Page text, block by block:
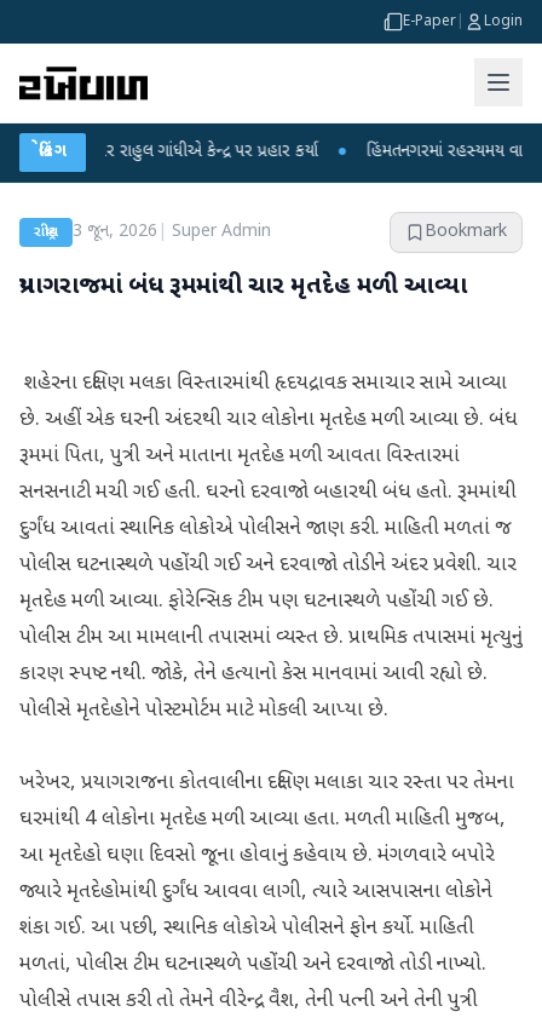
E-Paper Login
બ્રેકિંગ
પર રાહુલ ગાંધીએ કેન્દ્ર પર પ્રહાર કર્યા ● હિંમતનગરમાં રહસ્યમય વાયરસ કે
રાષ્ટ્રીય 3 જૂન, 2026 Super Admin Bookmark
પ્રયાગરાજમાં બંધ રૂમમાંથી ચાર મૃતદેહ મળી આવ્યા
શહેરના દક્ષિણ મલકા વિસ્તારમાંથી હૃદયદ્રાવક સમાચાર સામે આવ્યા
છે. અહીં એક ઘરની અંદરથી ચાર લોકોના મૃતદેહ મળી આવ્યા છે. બંધ
રૂમમાં પિતા, પુત્રી અને માતાના મૃતદેહ મળી આવતા વિસ્તારમાં
સનસનાટી મચી ગઈ હતી. ઘરનો દરવાજો બહારથી બંધ હતો. રૂમમાંથી
દુર્ગંધ આવતાં સ્થાનિક લોકોએ પોલીસને જાણ કરી. માહિતી મળતાં જ
પોલીસ ઘટનાસ્થળે પહોંચી ગઈ અને દરવાજો તોડીને અંદર પ્રવેશી. ચાર
મૃતદેહ મળી આવ્યા. ફોરેન્સિક ટીમ પણ ઘટનાસ્થળે પહોંચી ગઈ છે.
પોલીસ ટીમ આ મામલાની તપાસમાં વ્યસ્ત છે. પ્રાથમિક તપાસમાં મૃત્યુનું
કારણ સ્પષ્ટ નથી. જોકે, તેને હત્યાનો કેસ માનવામાં આવી રહ્યો છે.
પોલીસે મૃતદેહોને પોસ્ટમોર્ટમ માટે મોકલી આપ્યા છે.
ખરેખર, પ્રયાગરાજના કોતવાલીના દક્ષિણ મલાકા ચાર રસ્તા પર તેમના
ઘરમાંથી 4 લોકોના મૃતદેહ મળી આવ્યા હતા. મળતી માહિતી મુજબ,
આ મૃતદેહો ઘણા દિવસો જૂના હોવાનું કહેવાય છે. મંગળવારે બપોરે
જ્યારે મૃતદેહોમાંથી દુર્ગંધ આવવા લાગી, ત્યારે આસપાસના લોકોને
શંકા ગઈ. આ પછી, સ્થાનિક લોકોએ પોલીસને ફોન કર્યો. માહિતી
મળતાં, પોલીસ ટીમ ઘટનાસ્થળે પહોંચી અને દરવાજો તોડી નાખ્યો.
પોલીસે તપાસ કરી તો તેમને વીરેન્દ્ર વૈશ, તેની પત્ની અને તેની પુત્રી